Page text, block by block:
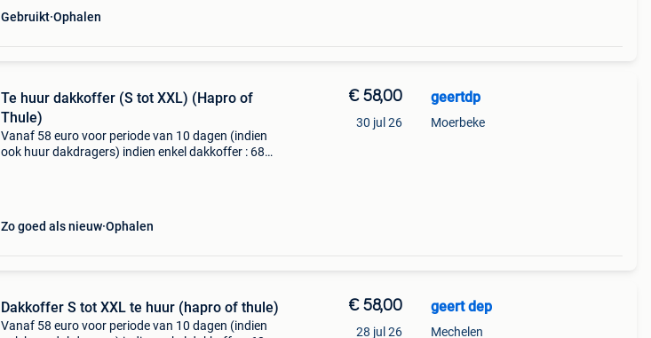
Gebruikt Ophalen
Te huur dakkoffer (S tot XXL) (Hapro of
Thule)
Vanaf 58 euro voor periode van 10 dagen (indien
ook huur dakdragers) indien enkel dakkoffer : 68
Zo goed als nieuw Ophalen
€ 58,00
30 jul 26
geertdp
Moerbeke
Dakkoffer S tot XXL te huur (hapro of thule)
Vanaf 58 euro voor periode van 10 dagen (indien
€ 58,00
28 jul 26
geert dep
Mechelen